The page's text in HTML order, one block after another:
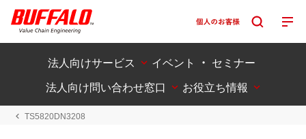
法人向けサービス
イベント ・ セミナー
法人向け問い合わせ窓口
お役立ち情報
TS5820DN3208